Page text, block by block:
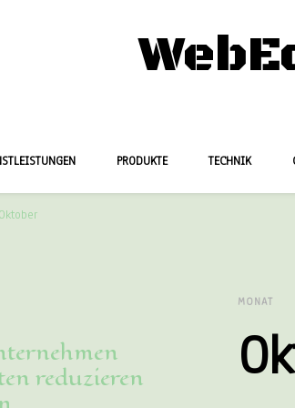
PRODUKTE TECHNIK
Oktober
MONAT
reduzieren